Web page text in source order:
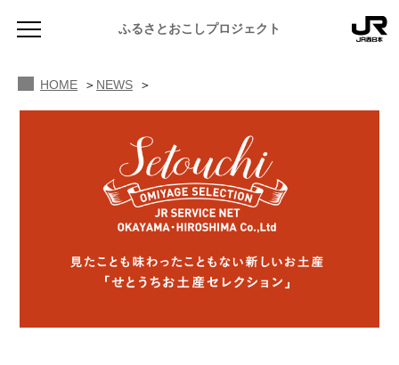
ふるさとおこしプロジェクト
NEWS
お知らせ
MAGAZINE
地域のよみもの
HOME NEWS